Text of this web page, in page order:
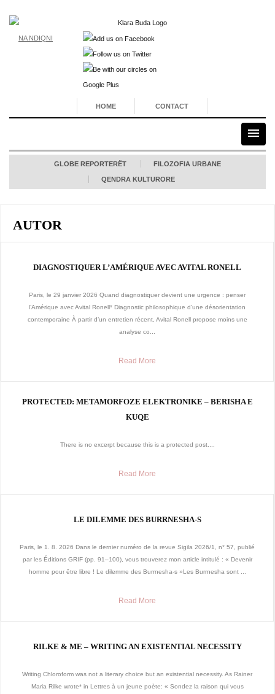
NA NDIQNI
HOME CONTACT
GLOBE REPORTERËT FILOZOFIA URBANE
QENDRA KULTURORE
AUTOR
DIAGNOSTIQUER L’AMÉRIQUE AVEC AVITAL RONELL
Paris, le 29 janvier 2026 Quand diagnostiquer devient une urgence : penser
l’Amérique avec Avital Ronell* Diagnostic philosophique d’une désorientation
contemporaine À partir d’un entretien récent, Avital Ronell propose moins une
analyse co...
Read More
PROTECTED: METAMORFOZE ELEKTRONIKE – BERISHA E
KUQE
There is no excerpt because this is a protected post....
Read More
LE DILEMME DES BURRNESHA-S
Paris, le 1. 8. 2026 Dans le dernier numéro de la revue Sigila 2026/1, n° 57, publié
par les Éditions GRIF (pp. 91–100), vous trouverez mon article intitulé : « Devenir
homme pour être libre ! Le dilemme des Burrnesha-s »Les Burrnesha sont ...
Read More
RILKE & ME – WRITING AN EXISTENTIAL NECESSITY
Writing Chloroform was not a literary choice but an existential necessity. As Rainer
Maria Rilke wrote* in Lettres à un jeune poète: « Sondez la raison qui vous